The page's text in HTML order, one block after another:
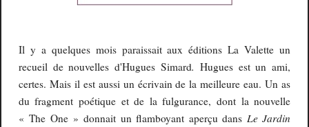
Il y a quelques mois paraissait aux éditions La Valette un
recueil de nouvelles d'Hugues Simard. Hugues est un ami,
certes. Mais il est aussi un écrivain de la meilleure eau. Un as
du fragment poétique et de la fulgurance, dont la nouvelle
« The One » donnait un flamboyant aperçu dans Le Jardin